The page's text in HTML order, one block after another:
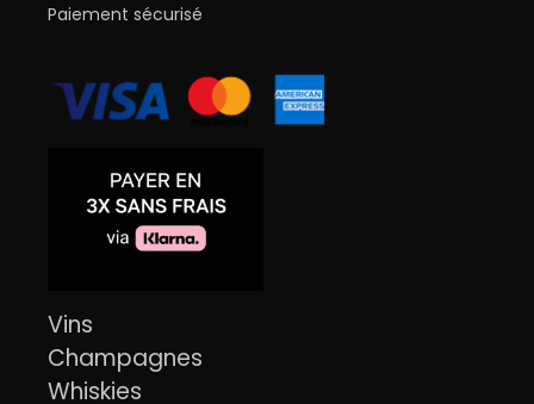
Paiement sécurisé
Vins
Champagnes
Whiskies